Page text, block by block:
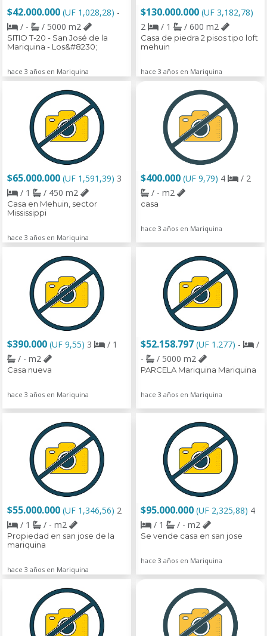
$42.000.000 (UF 1,028,28) -
/ -
/ 5000 m2
SITIO T-20 - San José de la
Mariquina - Los&#8230;
hace 3 años en Mariquina
$130.000.000 (UF 3,182,78)
2
/ 1 / 600 m2
Casa de piedra 2 pisos tipo loft
mehuin
hace 3 años en Mariquina
$65.000.000 (UF 1,591,39) 3
/ 1
/ 450 m2
Casa en Mehuin, sector
Mississippi
hace 3 años en Mariquina
$400.000 (UF 9,79) 4
/ 2
/ - m2
casa
hace 3 años en Mariquina
$390.000 (UF 9,55) 3
/ 1
/ - m2
Casa nueva
hace 3 años en Mariquina
$52.158.797 (UF 1.277) -
/
-
/ 5000 m2
PARCELA Mariquina Mariquina
hace 3 años en Mariquina
$55.000.000 (UF 1,346,56) 2
/ 1
/ - m2
Propiedad en san jose de la
mariquina
hace 3 años en Mariquina
$95.000.000 (UF 2,325,88) 4
/ 1
/ - m2
Se vende casa en san jose
hace 3 años en Mariquina